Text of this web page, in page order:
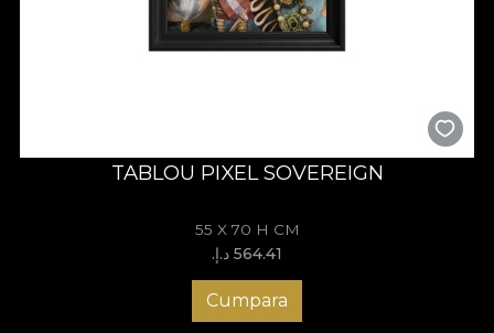
TABLOU PIXEL SOVEREIGN
55 X 70 H CM
564.41 د.إ.‏
Cumpara